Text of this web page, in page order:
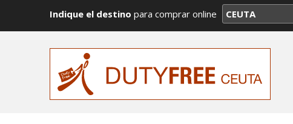
Indique el destino para comprar online